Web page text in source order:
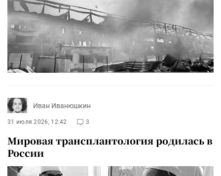
Иван Иванюшкин
31 июля 2026, 12:42 3
Мировая трансплантология родилась в
России